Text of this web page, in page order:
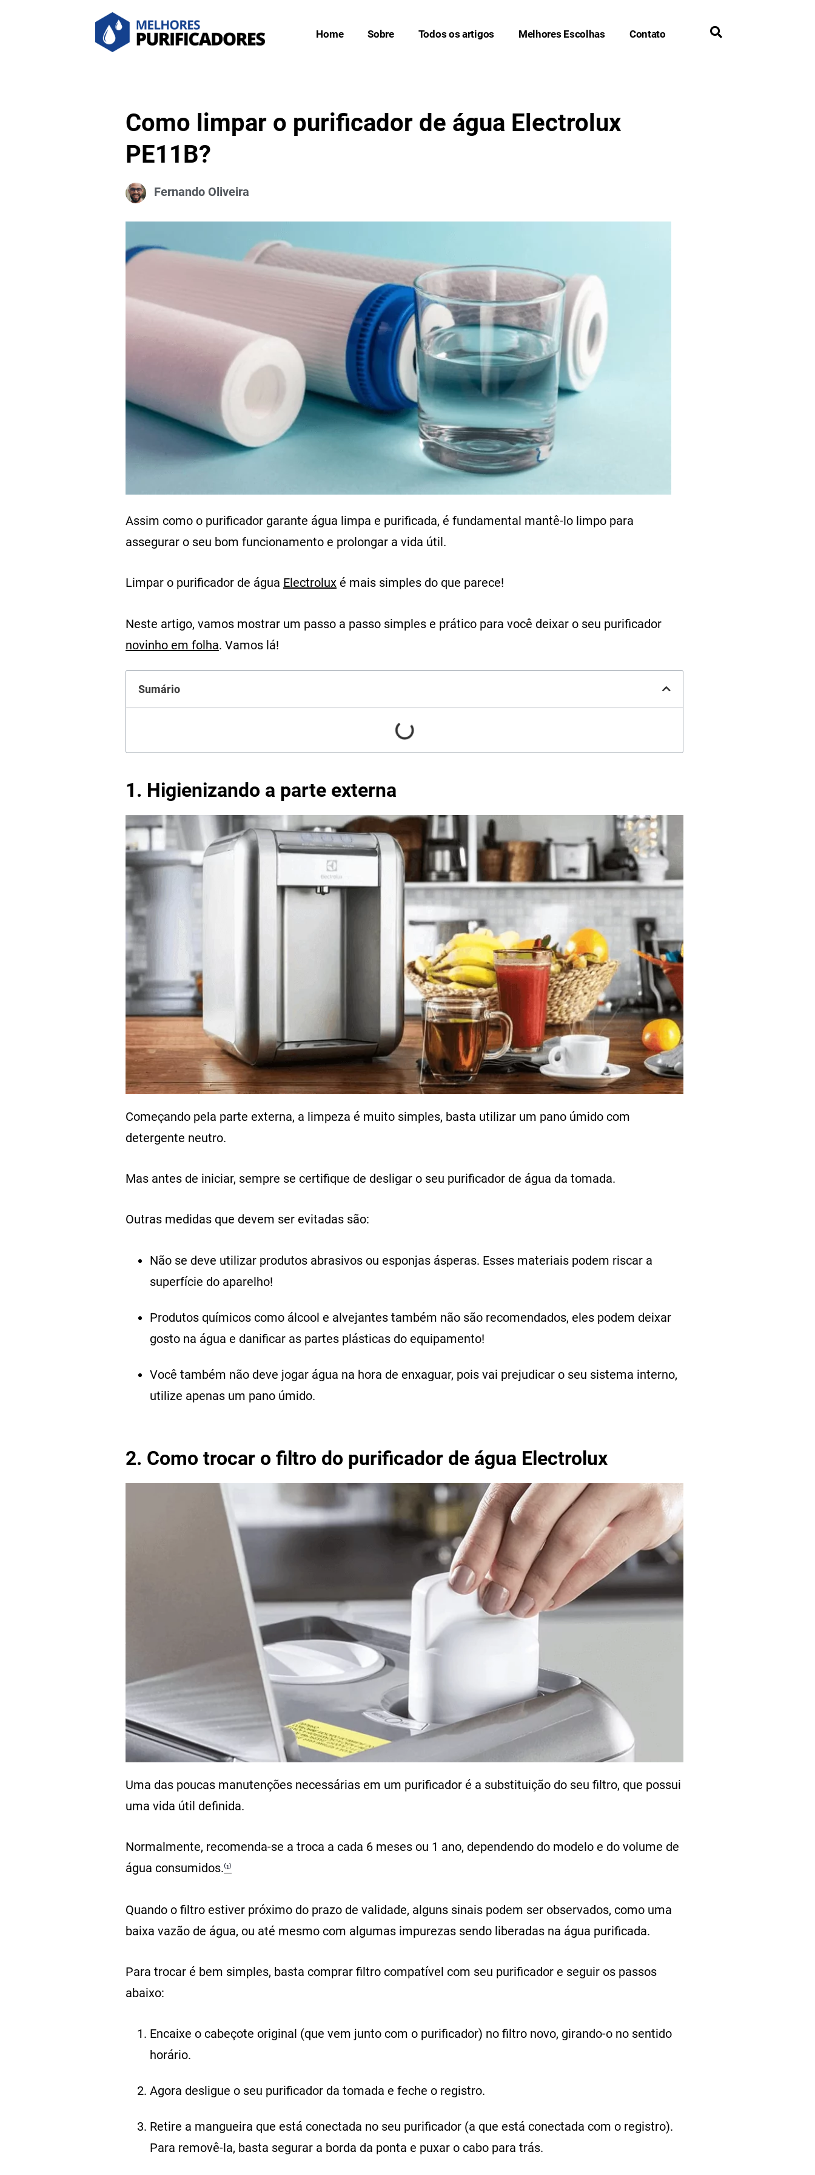
Home Sobre Todos os artigos Melhores Escolhas Contato
Como limpar o purificador de água Electrolux
PE11B?
Fernando Oliveira
Assim como o purificador garante água limpa e purificada, é fundamental mantê-lo limpo para
assegurar o seu bom funcionamento e prolongar a vida útil.
Limpar o purificador de água Electrolux é mais simples do que parece!
Neste artigo, vamos mostrar um passo a passo simples e prático para você deixar o seu purificador
novinho em folha. Vamos lá!
Sumário
1. Higienizando a parte externa
Começando pela parte externa, a limpeza é muito simples, basta utilizar um pano úmido com
detergente neutro.
Mas antes de iniciar, sempre se certifique de desligar o seu purificador de água da tomada.
Outras medidas que devem ser evitadas são:
Não se deve utilizar produtos abrasivos ou esponjas ásperas. Esses materiais podem riscar a
superfície do aparelho!
Produtos químicos como álcool e alvejantes também não são recomendados, eles podem deixar
gosto na água e danificar as partes plásticas do equipamento!
Você também não deve jogar água na hora de enxaguar, pois vai prejudicar o seu sistema interno,
utilize apenas um pano úmido.
2. Como trocar o filtro do purificador de água Electrolux
Uma das poucas manutenções necessárias em um purificador é a substituição do seu filtro, que possui
uma vida útil definida.
Normalmente, recomenda-se a troca a cada 6 meses ou 1 ano, dependendo do modelo e do volume de
água consumidos.⁽¹⁾
Quando o filtro estiver próximo do prazo de validade, alguns sinais podem ser observados, como uma
baixa vazão de água, ou até mesmo com algumas impurezas sendo liberadas na água purificada.
Para trocar é bem simples, basta comprar filtro compatível com seu purificador e seguir os passos
abaixo:
Encaixe o cabeçote original (que vem junto com o purificador) no filtro novo, girando-o no sentido
horário.
Agora desligue o seu purificador da tomada e feche o registro.
Retire a mangueira que está conectada no seu purificador (a que está conectada com o registro).
Para removê-la, basta segurar a borda da ponta e puxar o cabo para trás.